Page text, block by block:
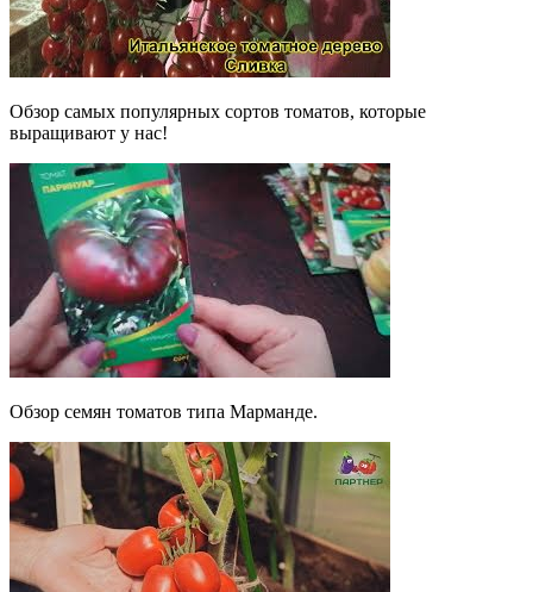
Обзор самых популярных сортов томатов, которые
выращивают у нас!
Обзор семян томатов типа Марманде.